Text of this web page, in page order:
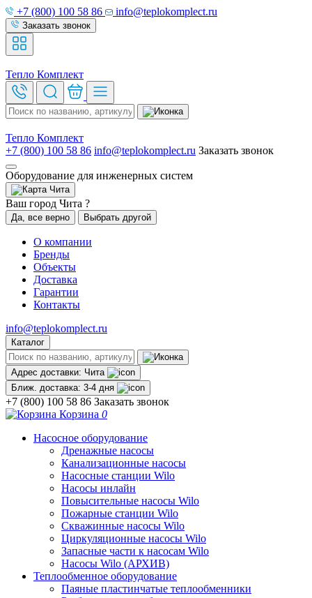
+7 (800) 100 58 86 info@teplokomplect.ru
Заказать звонок
Тепло Комплект
Тепло Комплект
+7 (800) 100 58 86 info@teplokomplect.ru Заказать звонок
Оборудование для инженерных систем
Чита
Ваш город Чита ?
Да, все верно Выбрать другой
О компании
Бренды
Объекты
Доставка
Гарантии
Контакты
info@teplokomplect.ru
Каталог
Адрес доставки: Чита
Ближ. доставка: 3-4 дня
+7 (800) 100 58 86 Заказать звонок
Корзина 0
Насосное оборудование
Дренажные насосы
Канализационные насосы
Насосные станции Wilo
Насосы инлайн
Повысительные насосы Wilo
Пожарные станции Wilo
Скважинные насосы Wilo
Циркуляционные насосы Wilo
Запасные части к насосам Wilo
Насосы Wilo (АРХИВ)
Теплообменное оборудование
Паяные пластинчатые теплообменники